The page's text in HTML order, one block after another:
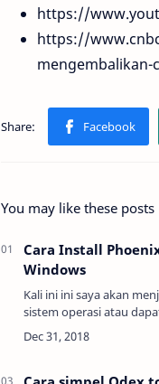
https://
https://
mengembalikan-
You may like these posts
Cara Install
Windows
Kali ini ini saya akan
sistem operasi atau
emulator OS yang di
android saja, dimana OS